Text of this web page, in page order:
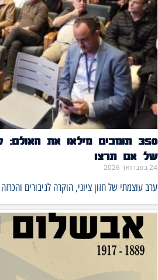
של אם תרצו
24 בפברואר 2026
ערב עוצמתי של חזון ציוני, הוקרה לגיבורים